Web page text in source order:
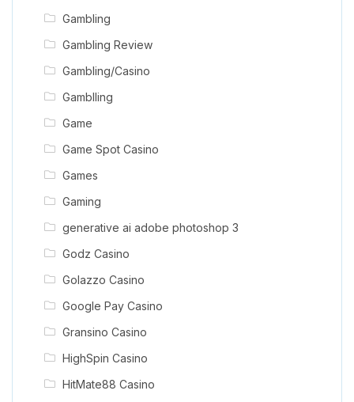
Gambling
Gambling Review
Gambling/Casino
Gamblling
Game
Game Spot Casino
Games
Gaming
generative ai adobe photoshop 3
Godz Casino
Golazzo Casino
Google Pay Casino
Gransino Casino
HighSpin Casino
HitMate88 Casino